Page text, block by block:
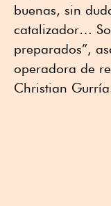
buenas, sin
catalizador…
preparados”,
operadora de
Christian